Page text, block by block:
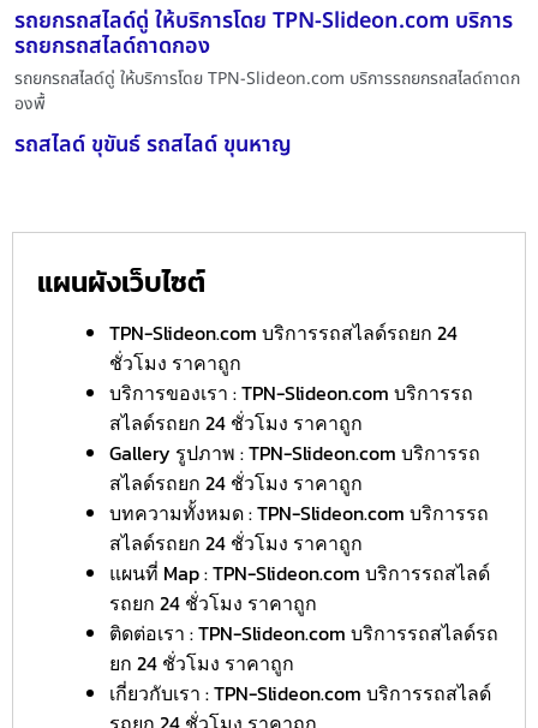
รถยกรถสไลด์ดู่ ให้บริการโดย TPN-Slideon.com บริการ
รถยกรถสไลด์ถาดกอง
รถยกรถสไลด์ดู่ ให้บริการโดย TPN-Slideon.com บริการรถยกรถสไลด์ถาดก
องพื้
รถสไลด์ ขุขันธ์ รถสไลด์ ขุนหาญ
แผนผังเว็บไซต์
TPN-Slideon.com บริการรถสไลด์รถยก 24
ชั่วโมง ราคาถูก
บริการของเรา : TPN-Slideon.com บริการรถ
สไลด์รถยก 24 ชั่วโมง ราคาถูก
Gallery รูปภาพ : TPN-Slideon.com บริการรถ
สไลด์รถยก 24 ชั่วโมง ราคาถูก
บทความทั้งหมด : TPN-Slideon.com บริการรถ
สไลด์รถยก 24 ชั่วโมง ราคาถูก
แผนที่ Map : TPN-Slideon.com บริการรถสไลด์
รถยก 24 ชั่วโมง ราคาถูก
ติดต่อเรา : TPN-Slideon.com บริการรถสไลด์รถ
ยก 24 ชั่วโมง ราคาถูก
เกี่ยวกับเรา : TPN-Slideon.com บริการรถสไลด์